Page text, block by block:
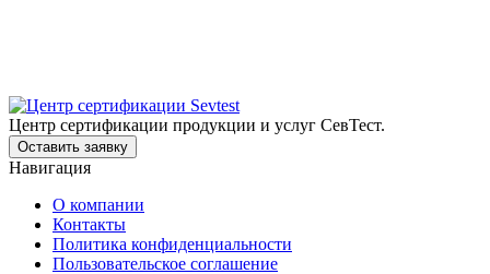
Центр сертификации продукции и услуг СевТест.
Оставить заявку
Навигация
О компании
Контакты
Политика конфиденциальности
Пользовательское соглашение